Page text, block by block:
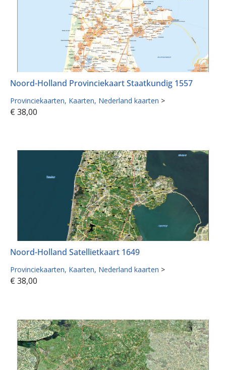
Noord-Holland Provinciekaart Staatkundig 1557
Provinciekaarten Kaarten Nederland kaarten >
€ 38,00
Noord-Holland Satellietkaart 1649
Provinciekaarten Kaarten Nederland kaarten >
€ 38,00